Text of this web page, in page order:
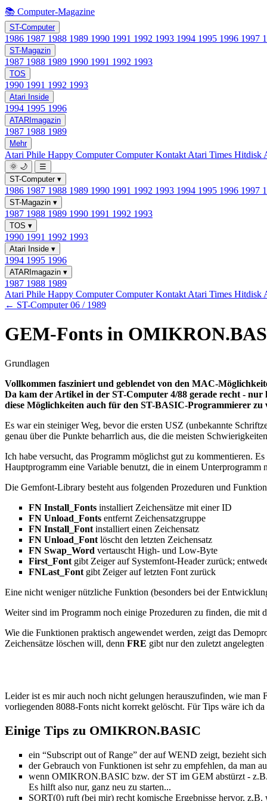
📚 Computer-Magazine
ST-Computer
1986 1987 1988 1989 1990 1991 1992 1993 1994 1995 1996 1997
ST-Magazin
1987 1988 1989 1990 1991 1992 1993
TOS
1990 1991 1992 1993
Atari Inside
1994 1995 1996
ATARImagazin
1987 1988 1989
Mehr
Atari Phile Happy ComputerComputer Kontakt Atari Times Hitdisk
🌞 🌙
☰
ST-Computer ▾
1986 1987 1988 1989 1990 1991 1992 1993 1994 1995 1996 1997
ST-Magazin ▾
1987 1988 1989 1990 1991 1992 1993
TOS ▾
1990 1991 1992 1993
Atari Inside ▾
1994 1995 1996
ATARImagazin ▾
1987 1988 1989
Atari Phile Happy ComputerComputer Kontakt Atari Times Hitdisk
← ST-Computer 06 / 1989
GEM-Fonts in
Grundlagen
Vollkommen fasziniert und geblendet von den MAC-
Da kam der Artikel in der ST-Computer 4/88 gerade recht -
diese Möglichkeiten auch für den ST-BASIC-Programmierer
Es war ein steiniger Weg, bevor die ersten USZ (unbekannte
genau über die Punkte beharrlich aus, die die meisten
Ich habe versucht, das Programm möglichst gut zu kommentieren.
Hauptprogramm eine Variable benutzt, die in einem Unterprogramm
Die Gemfont-Library besteht aus folgenden Prozeduren und
FN Install_Fonts installiert Zeichensätze mit einer ID
FN Unload_Fonts entfernt Zeichensatzgruppe
FN Install_Font installiert einen Zeichensatz
FN Unload_Font löscht den letzten Zeichensatz
FN Swap_Word vertauscht High- und Low-Byte
First_Font gibt Zeiger auf Systemfont-Header zurück;
FNLast_Font gibt Zeiger auf letzten Font zurück
Eine nicht weniger nützliche Funktion (besonders bei der
Weiter sind im Programm noch einige Prozeduren zu finden, die mit
Wie die Funktionen praktisch angewendet werden, zeigt das
Zeichensätze löschen will, denn FRE gibt nur den zuletzt
Leider ist es mir auch noch nicht gelungen herauszufinden, wie
vorliegenden 8088-Fonts nicht korrekt gelöscht. Für Tips wäre ich da
Einige Tips zu OMIKRON.BASIC
ein “Subscript out of Range” der auf WEND zeigt, bezieht
der Gebrauch von Funktionen ist sehr zu empfehlen, da man
wenn OMIKRON.BASIC bzw. der ST im GEM abstürzt - z.B.
Es hilft also nur, ganz neu zu starten...
SORT(0) ruft (bei mir) recht komische Ergebnisse hervor,